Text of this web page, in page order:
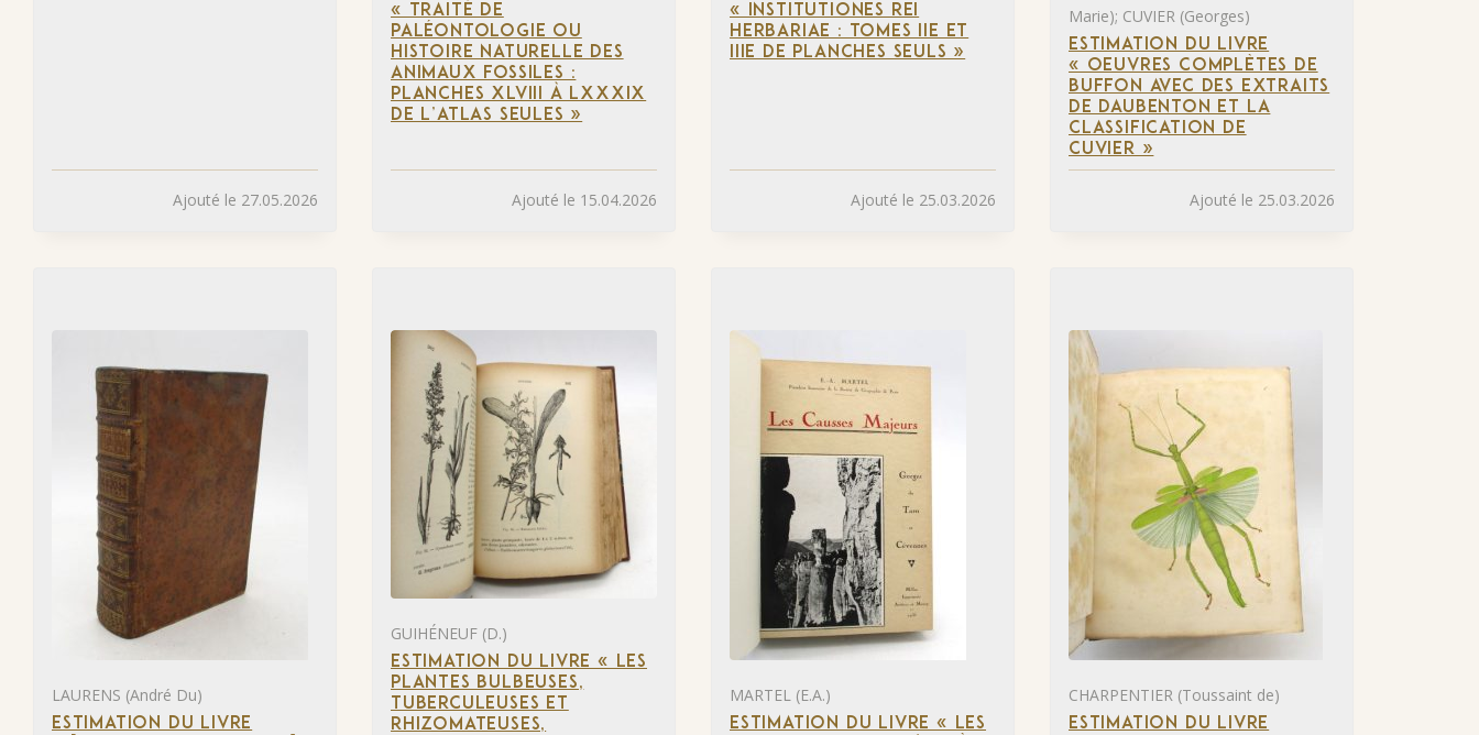
Ajouté le 27.05.2026
« TRAITÉ DE
PALÉONTOLOGIE OU
HISTOIRE NATURELLE DES
ANIMAUX FOSSILES :
PLANCHES XLVIII À LXXXIX
DE L’ATLAS SEULES »
Ajouté le 15.04.2026
« INSTITUTIONES REI
HERBARIAE : TOMES IIE ET
IIIE DE PLANCHES SEULS »
Ajouté le 25.03.2026
Marie); CUVIER (Georges)
ESTIMATION DU LIVRE
« OEUVRES COMPLÈTES DE
BUFFON AVEC DES EXTRAITS
DE DAUBENTON ET LA
CLASSIFICATION DE
CUVIER »
Ajouté le 25.03.2026
LAURENS (André Du)
ESTIMATION DU LIVRE
GUIHÉNEUF (D.)
ESTIMATION DU LIVRE « LES
PLANTES BULBEUSES,
TUBERCULEUSES ET
RHIZOMATEUSES,
MARTEL (E.A.)
ESTIMATION DU LIVRE « LES
CHARPENTIER (Toussaint de)
ESTIMATION DU LIVRE